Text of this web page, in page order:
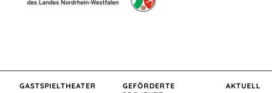
GASTSPIEL­THEATER
GEFÖRDERTE
AKTUELL